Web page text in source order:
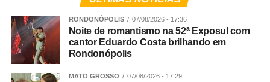
sendo uma das principais responsabilidades da família. A
diferença está na forma como esses limites são
apresentados.
“Ser firme não significa ser agressivo. Uma atitude
simples e muito eficaz é abaixar-se para ficar na altura da
RONDONÓPOLIS 07/08/2026 - 17:36
Noite de romantismo na 52ª Exposul com
cantor Eduardo Costa brilhando em
Rondonópolis
MATO GROSSO 07/08/2026 - 17:29